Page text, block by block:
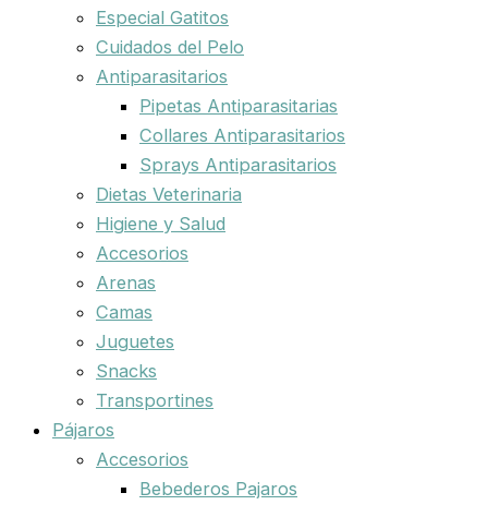
Especial Gatitos
Cuidados del Pelo
Antiparasitarios
Pipetas Antiparasitarias
Collares Antiparasitarios
Sprays Antiparasitarios
Dietas Veterinaria
Higiene y Salud
Accesorios
Arenas
Camas
Juguetes
Snacks
Transportines
Pájaros
Accesorios
Bebederos Pajaros